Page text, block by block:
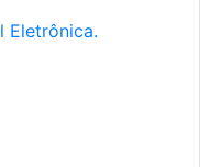
Eletrônica.